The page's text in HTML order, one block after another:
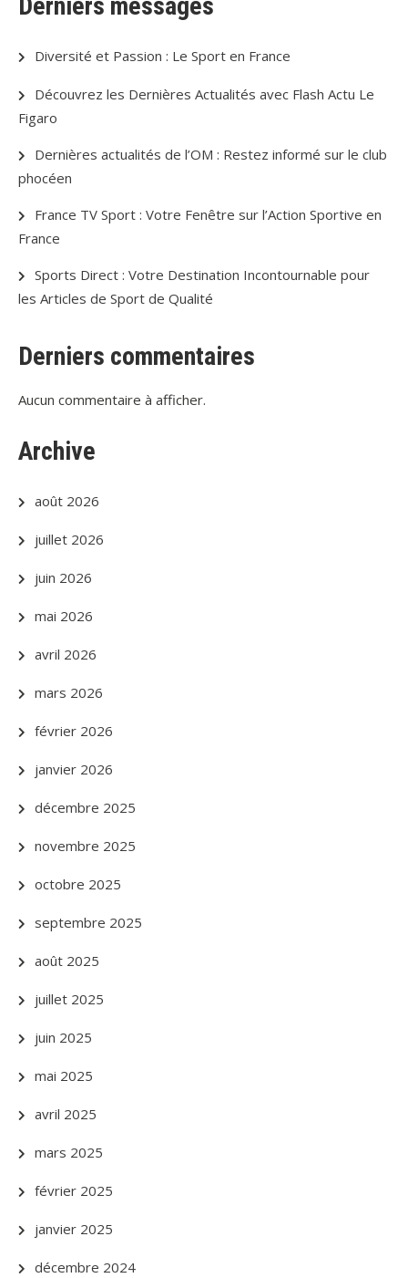
Diversité et Passion : Le Sport en France
Découvrez les Dernières Actualités avec Flash Actu Le
Figaro
Dernières actualités de l’OM : Restez informé sur le club
phocéen
France TV Sport : Votre Fenêtre sur l’Action Sportive en
France
Sports Direct : Votre Destination Incontournable pour
les Articles de Sport de Qualité
Derniers commentaires
Aucun commentaire à afficher.
Archive
août 2026
juillet 2026
juin 2026
mai 2026
avril 2026
mars 2026
février 2026
janvier 2026
décembre 2025
novembre 2025
octobre 2025
septembre 2025
août 2025
juillet 2025
juin 2025
mai 2025
avril 2025
mars 2025
février 2025
janvier 2025
décembre 2024